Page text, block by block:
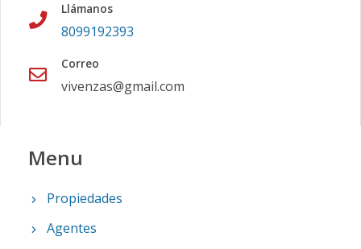
Llámanos
8099192393
Correo
vivenzas@gmail.com
Menu
Propiedades
Agentes